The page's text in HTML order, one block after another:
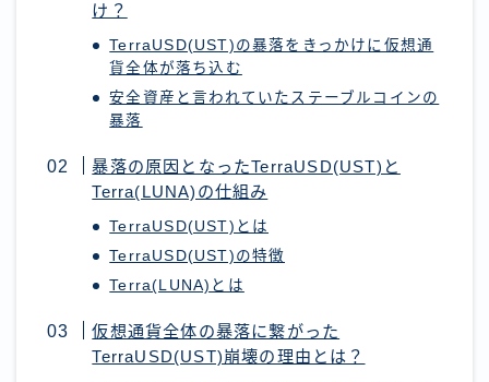
け？
TerraUSD(UST)の暴落をきっかけに仮想通
貨全体が落ち込む
安全資産と言われていたステーブルコインの
暴落
暴落の原因となったTerraUSD(UST)と
Terra(LUNA)の仕組み
TerraUSD(UST)とは
TerraUSD(UST)の特徴
Terra(LUNA)とは
仮想通貨全体の暴落に繋がった
TerraUSD(UST)崩壊の理由とは？